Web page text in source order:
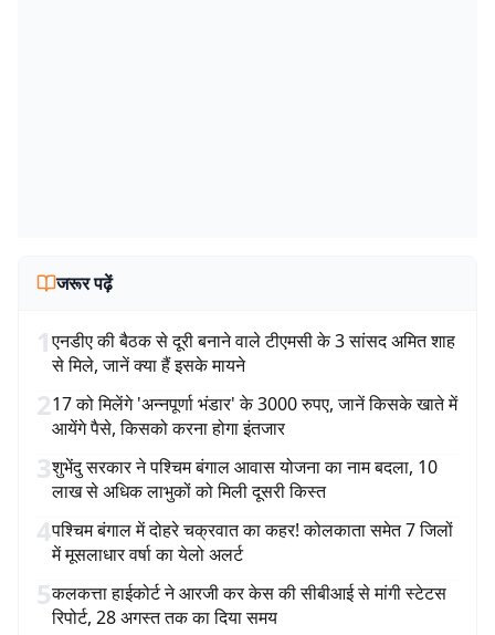
जरूर पढ़ें
1एनडीए की बैठक से दूरी बनाने वाले टीएमसी के 3 सांसद अमित शाह
से मिले, जानें क्या हैं इसके मायने
217 को मिलेंगे 'अन्नपूर्णा भंडार' के 3000 रुपए, जानें किसके खाते में
आयेंगे पैसे, किसको करना होगा इंतजार
3शुभेंदु सरकार ने पश्चिम बंगाल आवास योजना का नाम बदला, 10
लाख से अधिक लाभुकों को मिली दूसरी किस्त
4पश्चिम बंगाल में दोहरे चक्रवात का कहर! कोलकाता समेत 7 जिलों
में मूसलाधार वर्षा का येलो अलर्ट
5कलकत्ता हाईकोर्ट ने आरजी कर केस की सीबीआई से मांगी स्टेटस
रिपोर्ट, 28 अगस्त तक का दिया समय